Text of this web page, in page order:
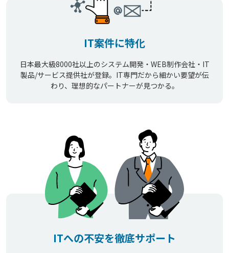
IT案件に特化
日本最大級8000社以上のシステム開発・WEB制作会社・IT
製品/サービス提供社が登録。IT専門だから細かい要望が伝
わり、理想的なパートナーが見つかる。
ITへの不安を徹底サポート